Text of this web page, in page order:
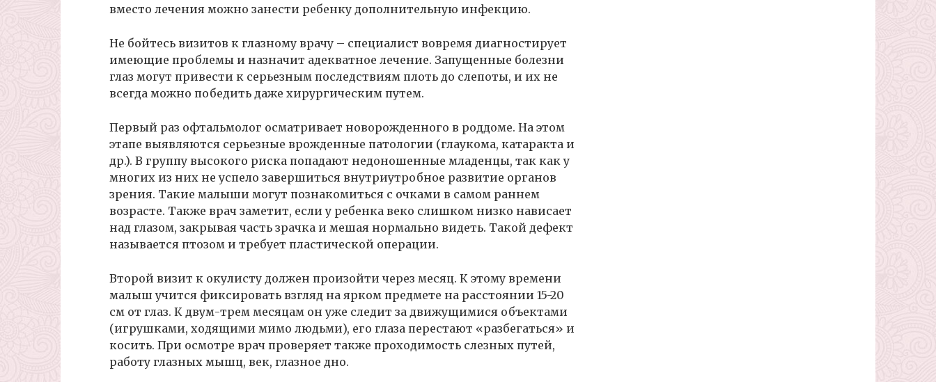
вместо лечения можно занести ребенку дополнительную инфекцию.
Не бойтесь визитов к глазному врачу – специалист вовремя диагностирует
имеющие проблемы и назначит адекватное лечение. Запущенные болезни
глаз могут привести к серьезным последствиям плоть до слепоты, и их не
всегда можно победить даже хирургическим путем.
Первый раз офтальмолог осматривает новорожденного в роддоме. На этом
этапе выявляются серьезные врожденные патологии (глаукома, катаракта и
др.). В группу высокого риска попадают недоношенные младенцы, так как у
многих из них не успело завершиться внутриутробное развитие органов
зрения. Такие малыши могут познакомиться с очками в самом раннем
возрасте. Также врач заметит, если у ребенка веко слишком низко нависает
над глазом, закрывая часть зрачка и мешая нормально видеть. Такой дефект
называется птозом и требует пластической операции.
Второй визит к окулисту должен произойти через месяц. К этому времени
малыш учится фиксировать взгляд на ярком предмете на расстоянии 15-20
см от глаз. К двум-трем месяцам он уже следит за движущимися объектами
(игрушками, ходящими мимо людьми), его глаза перестают «разбегаться» и
косить. При осмотре врач проверяет также проходимость слезных путей,
работу глазных мышц, век, глазное дно.